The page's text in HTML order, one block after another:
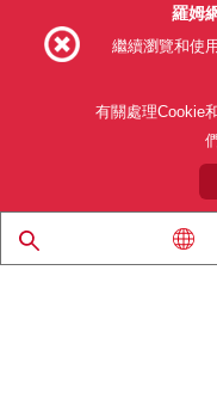
關於本公
© 1997 - 2026
羅姆
繼續瀏覽和使
有關處理Cookie